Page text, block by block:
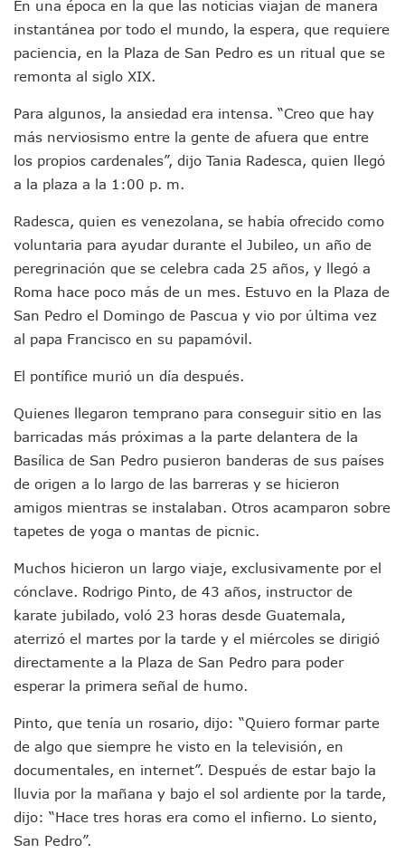
Munguía Analiza Pedir 100 MDP De Adelanto De
Bomberas De Vallarta Asistirán A Simposio Internacional
Región Sanitaria VIII Activa Programa Para Menores Con
Asesinan A Regidora De Tecate Por Morena Y A Su
SEP Asigna Escuelas Para El Ciclo 2026-2027 En Jalisco;
Tráfico Aéreo Cae En Puerto Vallarta Durante El 2026;
SAT Lleva Su Oficina Móvil A Talpa De Allende Para
IMSS Rehabilitará Infraestructura De La UMF No. 170 En
Puerto Vallarta Se Suma A Simulacro Estatal Por Bloqueos
Retiran Cacharros De 30 Puntos En Colonias De Puerto
Movimiento Ciudadano Capacita A Su Estructura
Hospital Civil De La Costa Inicia Su Construcción En Puerto
Fechas Y Sedes De Las Jornadas De Adopción De Perros
Accidente Fatal En La Autopista Guadalajara–Tepic Deja
Ra Aguilar Fortalece La Transformación Desde Las
Tras Caer Ante Inglaterra, México Recibe Multa Económica
Juan Carlos Castro Visitó La Colonia Cristóbal Colón
Puente Amado Nervo Avanza En Un 80%, ¿se Abrirá Este
C5 Jalisco Recupera Vehículo Robado De Puerto Vallarta
Lamenta Demolición De Finca Tradicional El Colegio De
Genera Críticas La Compra De 35 Nuevas Patrullas Para
Alejandro, Julión Y Alfredito Darán Magna Serenata En La
Bloquean Acceso A Lancheros Y Pescadores En El
Vallarta Destaca En Competitividad Urbana Por Turismo,
Peritajes Buscan Esclarecer Muerte De Regidora De Cabo
IDEFT Y Hotel De Puerto Vallarta Acuerdan Programa Para
PAN Vallarta Distribuye 40 Paquetes De Artículos De
Convocan A Exposición Fotográfica Sobre El “domingo
Temporal De Lluvias Mantienen En Alerta A Vallarta;
Caen Más De 100 Personas Durante Operativo “Salvando
Impulsa Juan Carlos Castro Almaguer Jornada Médica
Indigentes Se Apoderan De Las Bancas Del Hospital
Vallarta: Aseguran Casi 200 Motocicletas En Operativos
INFONAVIT Ampliará Horario De Atención En Bahía De
En una época en la que las noticias viajan de manera
instantánea por todo el mundo, la espera, que requiere
paciencia, en la Plaza de San Pedro es un ritual que se
remonta al siglo XIX.
Para algunos, la ansiedad era intensa. “Creo que hay
más nerviosismo entre la gente de afuera que entre
los propios cardenales”, dijo Tania Radesca, quien llegó
a la plaza a la 1:00 p. m.
Radesca, quien es venezolana, se había ofrecido como
voluntaria para ayudar durante el Jubileo, un año de
peregrinación que se celebra cada 25 años, y llegó a
Roma hace poco más de un mes. Estuvo en la Plaza de
San Pedro el Domingo de Pascua y vio por última vez
al papa Francisco en su papamóvil.
El pontífice murió un día después.
Quienes llegaron temprano para conseguir sitio en las
barricadas más próximas a la parte delantera de la
Basílica de San Pedro pusieron banderas de sus países
de origen a lo largo de las barreras y se hicieron
amigos mientras se instalaban. Otros acamparon sobre
tapetes de yoga o mantas de picnic.
Muchos hicieron un largo viaje, exclusivamente por el
cónclave. Rodrigo Pinto, de 43 años, instructor de
karate jubilado, voló 23 horas desde Guatemala,
aterrizó el martes por la tarde y el miércoles se dirigió
directamente a la Plaza de San Pedro para poder
esperar la primera señal de humo.
Pinto, que tenía un rosario, dijo: “Quiero formar parte
de algo que siempre he visto en la televisión, en
documentales, en internet”. Después de estar bajo la
lluvia por la mañana y bajo el sol ardiente por la tarde,
dijo: “Hace tres horas era como el infierno. Lo siento,
San Pedro”.